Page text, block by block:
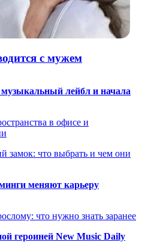
с мужем
лейбл и начала
в офисе и
замок: что выбрать и чем они
меняют карьеру
что нужно знать заранее
героиней New Music Daily